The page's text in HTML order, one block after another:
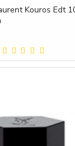
Kouros Edt